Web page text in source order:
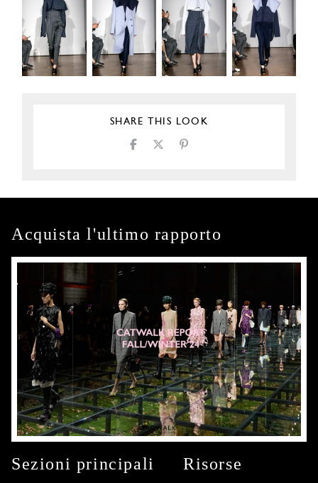
SHARE THIS LOOK
Acquista l'ultimo rapporto
Sezioni principali Risorse